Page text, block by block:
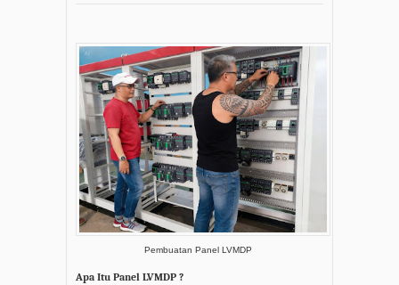
Pembuatan Panel LVMDP
Apa Itu Panel LVMDP ?